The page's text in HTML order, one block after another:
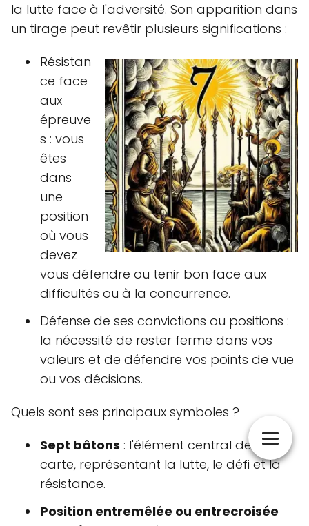
la lutte face à l'adversité. Son apparition dans
un tirage peut revêtir plusieurs significations :
Résistan
ce face
aux
épreuve
s : vous
êtes
dans
une
position
où vous
devez
vous défendre ou tenir bon face aux
difficultés ou à la concurrence.
Défense de ses convictions ou positions :
la nécessité de rester ferme dans vos
valeurs et de défendre vos points de vue
ou vos décisions.
Quels sont ses principaux symboles ?
Sept bâtons : l'élément central de la
carte, représentant la lutte, le défi et la
résistance.
Position entremêlée ou entrecroisée